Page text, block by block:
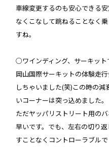
車線変更するのも安心できる
なくこなして跳ねることなく
すね。
○ワインディング、サーキット
岡山国際サーキットの体験走
しちゃいました(笑)この時の減
いコーナーは突っ込めました。
ただヤッパリストリート用の
早いです。でも、左右の切り
すことなくコントローラブル